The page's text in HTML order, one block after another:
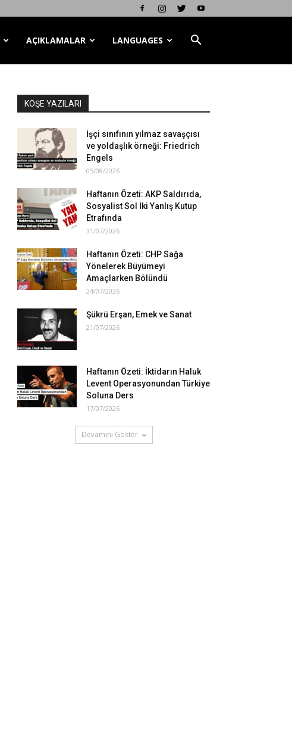
AÇIKLAMALAR LANGUAGES
KÖŞE YAZILARI
İşçi sınıfının yılmaz savaşçısı
ve yoldaşlık örneği: Friedrich
Engels
05/08/2026
Haftanın Özeti: AKP Saldırıda,
Sosyalist Sol İki Yanlış Kutup
Etrafında
31/07/2026
Haftanın Özeti: CHP Sağa
Yönelerek Büyümeyi
Amaçlarken Bölündü
24/07/2026
Şükrü Erşan, Emek ve Sanat
21/07/2026
Haftanın Özeti: İktidarın Haluk
Levent Operasyonundan Türkiye
Soluna Ders
17/07/2026
Devamını Göster